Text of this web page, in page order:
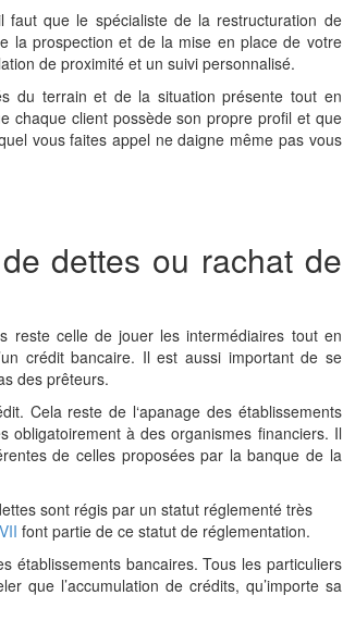
faut que le spécialiste de la restructuration de
la prospection et de la mise en place de votre
de proximité et un suivi personnalisé.
du terrain et de la situation présente tout en
chaque client possède son propre profil et que
vous faites appel ne daigne même pas vous
dettes ou rachat de
reste celle de jouer les intermédiaires tout en
crédit bancaire. Il est aussi important de se
des prêteurs.
Cela reste de l‘apanage des établissements
obligatoirement à des organismes financiers. Il
de celles proposées par la banque de la
sont régis par un statut réglementé très
font partie de ce statut de réglementation.
établissements bancaires. Tous les particuliers
que l’accumulation de crédits, qu’importe sa